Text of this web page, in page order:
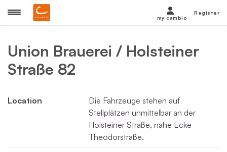
Union Brauerei / Holsteiner
Straße 82
Location
Die Fahrzeuge stehen auf
Stellplätzen unmittelbar an der
Holsteiner Straße, nahe Ecke
Theodorstraße.
my cambio
Register